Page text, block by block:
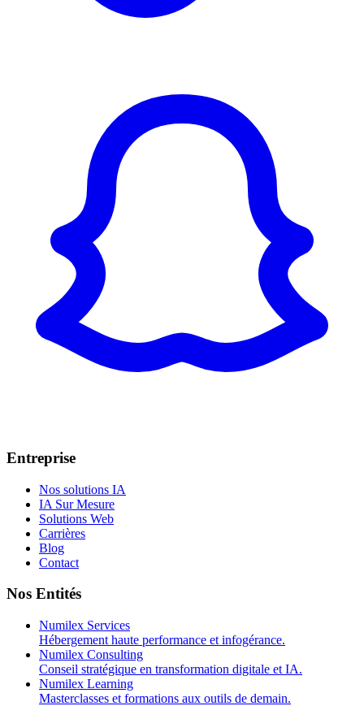
Entreprise
Nos solutions IA
IA Sur Mesure
Solutions Web
Carrières
Blog
Contact
Nos Entités
Numilex Services
Hébergement haute performance et infogérance.
Numilex Consulting
Conseil stratégique en transformation digitale et IA.
Numilex Learning
Masterclasses et formations aux outils de demain.